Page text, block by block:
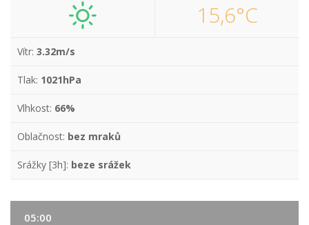
15,6°C
Vítr: 3.32m/s
Tlak: 1021hPa
Vlhkost: 66%
Oblačnost: bez mraků
Srážky [3h]: beze srážek
05:00